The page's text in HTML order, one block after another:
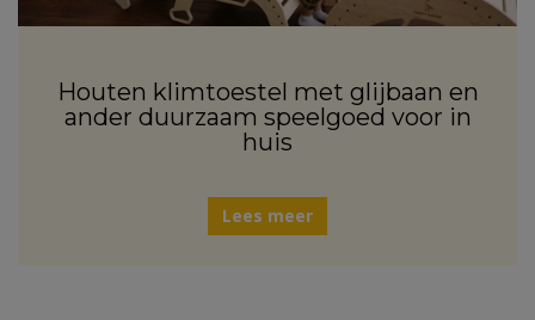
Houten klimtoestel met glijbaan en
ander duurzaam speelgoed voor in
huis
Lees meer